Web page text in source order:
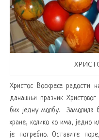
Христос Воскресе радости наша! Нека вам је Богом благословен
данашњи празник
бих једну молбу. Замолила
хране, колико ко има, једно
је потребно. Оставите